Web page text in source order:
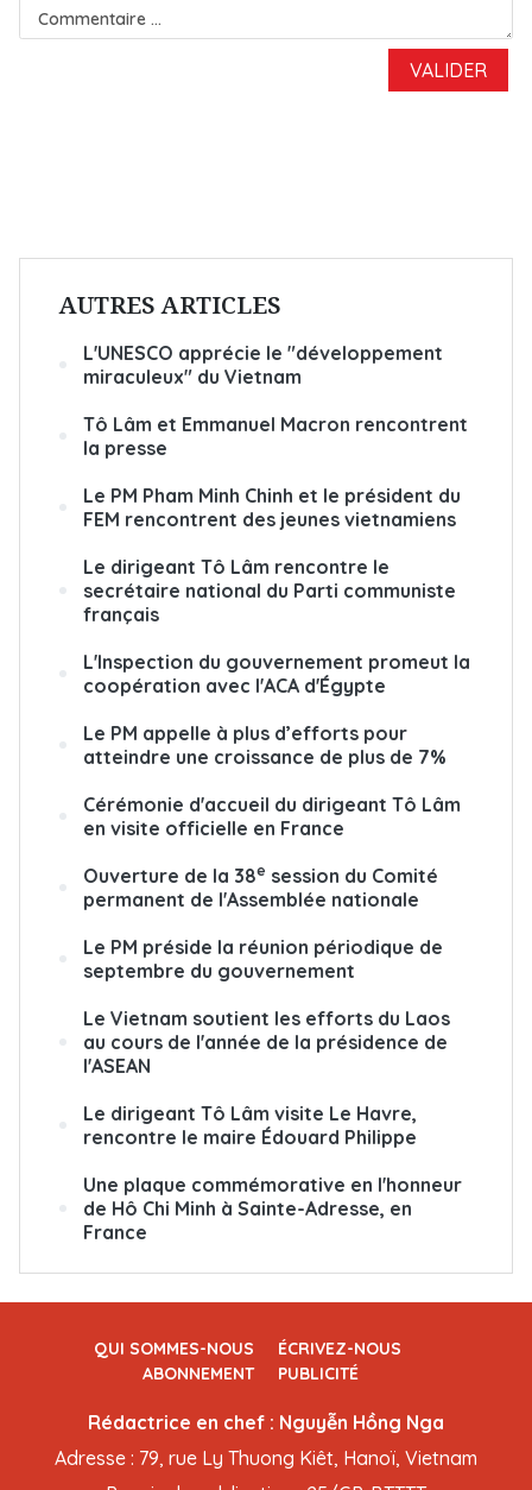
AUTRES ARTICLES
L'UNESCO apprécie le "développement
miraculeux" du Vietnam
Tô Lâm et Emmanuel Macron rencontrent
la presse
Le PM Pham Minh Chinh et le président du
FEM rencontrent des jeunes vietnamiens
Le dirigeant Tô Lâm rencontre le
secrétaire national du Parti communiste
français
L'Inspection du gouvernement promeut la
coopération avec l'ACA d'Égypte
Le PM appelle à plus d’efforts pour
atteindre une croissance de plus de 7%
Cérémonie d'accueil du dirigeant Tô Lâm
en visite officielle en France
Ouverture de la 38e session du Comité
permanent de l'Assemblée nationale
Le PM préside la réunion périodique de
septembre du gouvernement
Le Vietnam soutient les efforts du Laos
au cours de l'année de la présidence de
l'ASEAN
Le dirigeant Tô Lâm visite Le Havre,
rencontre le maire Édouard Philippe
Une plaque commémorative en l'honneur
de Hô Chi Minh à Sainte-Adresse, en
France
QUI SOMMES-NOUS
ÉCRIVEZ-NOUS
ABONNEMENT
PUBLICITÉ
Rédactrice en chef : Nguyễn Hồng Nga
Adresse : 79, rue Ly Thuong Kiêt, Hanoï, Vietnam